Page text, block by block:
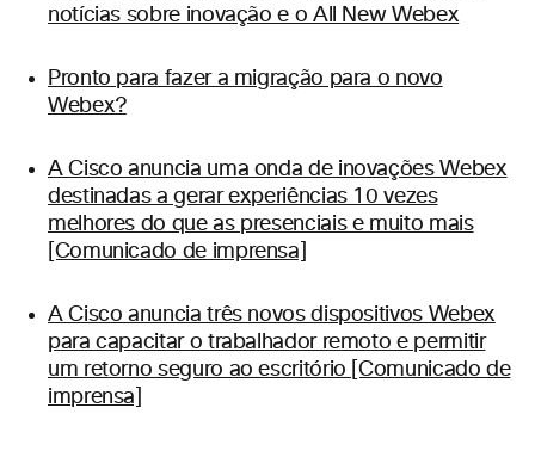
notícias sobre inovação e o All New Webex
Pronto para fazer a migração para o novo
Webex?
A Cisco anuncia uma onda de inovações Webex
destinadas a gerar experiências 10 vezes
melhores do que as presenciais e muito mais
[Comunicado de imprensa]
A Cisco anuncia três novos dispositivos Webex
para capacitar o trabalhador remoto e permitir
um retorno seguro ao escritório [Comunicado de
imprensa]